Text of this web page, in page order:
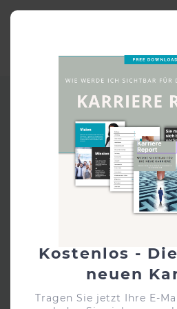
Die kreative
Kostenlos -
neuen
Tragen Sie jetzt Ihre E-